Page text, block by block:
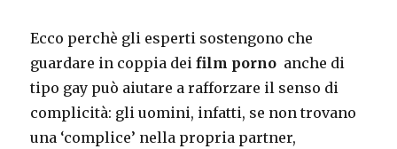
Ecco perchè gli esperti sostengono che
guardare in coppia deifilm porno anche di
tipo gay può aiutare a rafforzare il senso di
complicità: gli uomini, infatti, se non trovano
una ‘complice’ nella propria partner,